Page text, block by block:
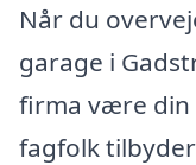
Når du
garage i
firma være din
fagfolk